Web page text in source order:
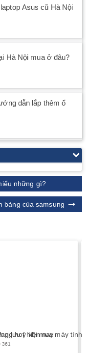
Asus cũ Hà Nội
Hà Nội mua ở đâu?
dẫn lắp thêm ổ
những gì?
bảng của samsung
hot hiện nay
lưu ý khi mua máy tính
361